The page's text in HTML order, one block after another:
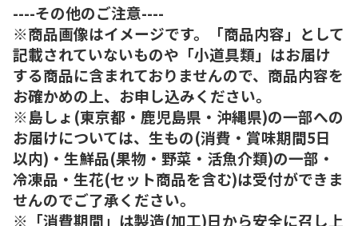
----その他のご注意----
※商品画像はイメージです。「商品内容」として
記載されていないものや「小道具類」はお届け
する商品に含まれておりませんので、商品内容を
お確かめの上、お申し込みください。
※島しょ(東京都・鹿児島県・沖縄県)の一部への
お届けについては、生もの(消費・賞味期間5日
以内)・生鮮品(果物・野菜・活魚介類)の一部・
冷凍品・生花(セット商品を含む)は受付ができま
せんのでご了承ください。
※「消費期間」は製造(加工)日から安全に召し上